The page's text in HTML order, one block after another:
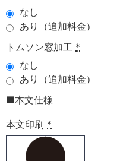
なし
あり（追加料金）
トムソン窓加工 *
なし
あり（追加料金）
■本文仕様
本文印刷 *